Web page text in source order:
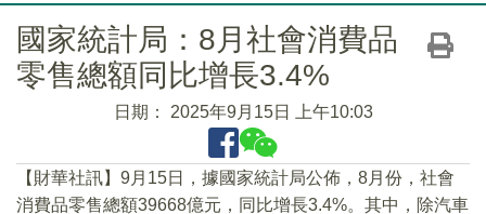
國家統計局：8月社會消費品
零售總額同比增長3.4%
日期： 2025年9月15日 上午10:03
【財華社訊】9月15日，據國家統計局公佈，8月份，社會
消費品零售總額39668億元，同比增長3.4%。其中，除汽車